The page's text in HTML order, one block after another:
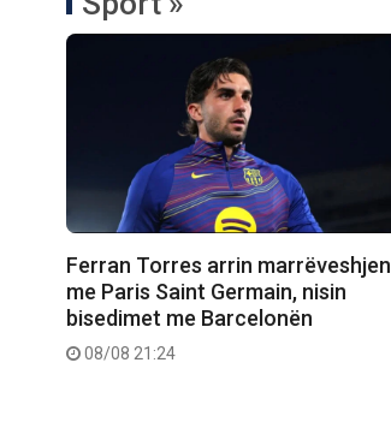
Ferran Torres arrin marrëveshjen
me Paris Saint Germain, nisin
bisedimet me Barcelonën
08/08 21:24